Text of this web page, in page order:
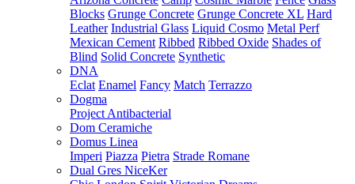
Blocks Grunge Concrete Grunge Concrete XL Hard
Leather Industrial Glass Liquid Cosmo Metal Perf
Mexican Cement Ribbed Ribbed Oxide Shades of
Blind Solid Concrete Synthetic
DNA
Eclat Enamel Fancy Match Terrazzo
Dogma
Project Antibacterial
Dom Ceramiche
Domus Linea
Imperi Piazza Pietra Strade Romane
Dual Gres NiceKer